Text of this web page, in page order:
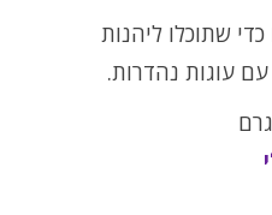
שתוכלו ליהנות
עוגות נהדרות.